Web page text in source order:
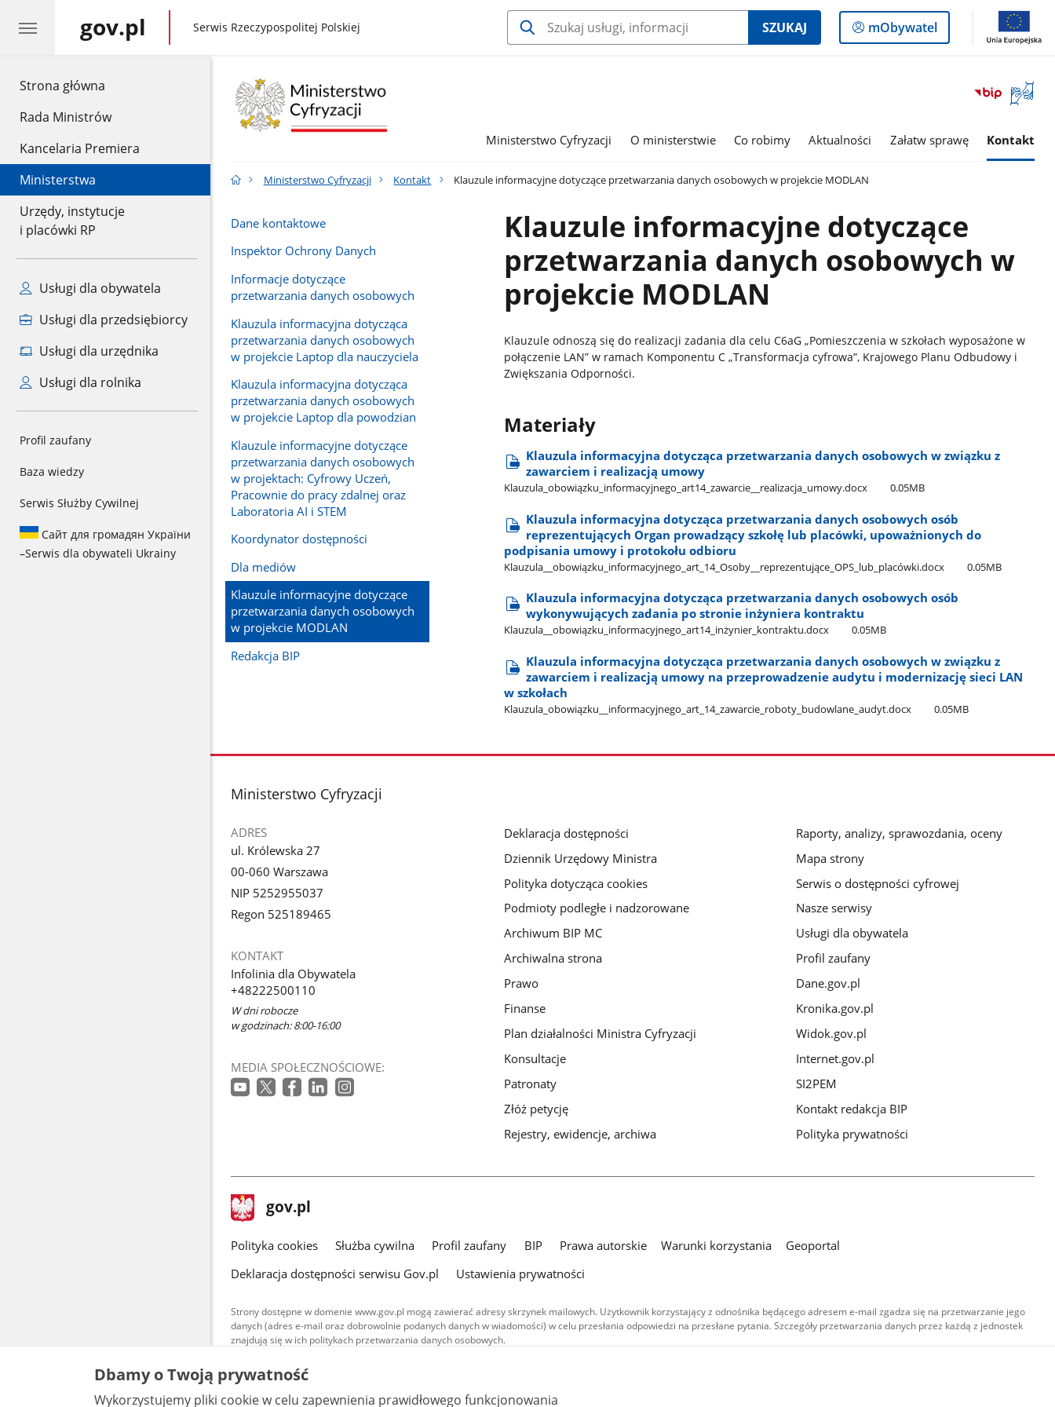
Strona główna
Rada Ministrów
Kancelaria Premiera
Ministerstwa
Urzędy, instytucje
i placówki RP
Usługi dla obywatela
Usługi dla przedsiębiorcy
Usługi dla urzędnika
Usługi dla rolnika
Profil zaufany
Baza wiedzy
Serwis Służby Cywilnej
Сайт для громадян України
–Serwis dla obywateli Ukrainy
gov.pl gov.pl
Serwis Rzeczypospolitej Polskiej SZUKAJ
Logowanie
do
mObywatel
Otwórz
okno
Ministerstwo Cyfryzacji O ministerstwie Co robimy Aktualności Załatw sprawę Kontakt
Ministerstwo Cyfryzacji Kontakt Klauzule informacyjne dotyczące przetwarzania danych osobowych w projekcie MODLAN
Dane kontaktowe
Inspektor Ochrony Danych
Informacje dotyczące
przetwarzania danych osobowych
Klauzula informacyjna dotycząca
przetwarzania danych osobowych
w projekcie Laptop dla nauczyciela
Klauzula informacyjna dotycząca
przetwarzania danych osobowych
w projekcie Laptop dla powodzian
Klauzule informacyjne dotyczące
przetwarzania danych osobowych
w projektach: Cyfrowy Uczeń,
Pracownie do pracy zdalnej oraz
Laboratoria AI i STEM
Koordynator dostępności
Dla mediów
Klauzule informacyjne dotyczące
przetwarzania danych osobowych
w projekcie MODLAN
Redakcja BIP
Klauzule informacyjne dotyczące
przetwarzania danych osobowych w
projekcie MODLAN
Klauzule odnoszą się do realizacji zadania dla celu C6aG „Pomieszczenia w szkołach wyposażone w
połączenie LAN” w ramach Komponentu C „Transformacja cyfrowa”, Krajowego Planu Odbudowy i
Zwiększania Odporności.
Materiały
Klauzula informacyjna dotycząca przetwarzania danych osobowych w związku z
zawarciem i realizacją umowy
Klauzula​_obowiązku​_informacyjnego​_art14​_zawarcie​_​_realizacja​_umowy.docx 0.05MB
Klauzula informacyjna dotycząca przetwarzania danych osobowych osób
reprezentujących Organ prowadzący szkołę lub placówki, upoważnionych do
podpisania umowy i protokołu odbioru
Klauzula​_​_obowiązku​_informacyjnego​_art​_14​_Osoby​_​_reprezentujące​_OPS​_lub​_placówki.docx 0.05MB
Klauzula informacyjna dotycząca przetwarzania danych osobowych osób
wykonywujących zadania po stronie inżyniera kontraktu
Klauzula​_​_obowiązku​_informacyjnego​_art14​_inżynier​_kontraktu.docx 0.05MB
Klauzula informacyjna dotycząca przetwarzania danych osobowych w związku z
zawarciem i realizacją umowy na przeprowadzenie audytu i modernizację sieci LAN
w szkołach
Klauzula​_obowiązku​_​_informacyjnego​_art​_14​_zawarcie​_roboty​_budowlane​_audyt.docx 0.05MB
stopka
Ministerstwo Cyfryzacji
ADRES
ul. Królewska 27
00-060 Warszawa
NIP 5252955037
Regon 525189465
KONTAKT
Infolinia dla Obywatela
+48222500110
W dni robocze
w godzinach: 8:00-16:00
MEDIA SPOŁECZNOŚCIOWE:
Deklaracja dostępności
Dziennik Urzędowy Ministra
Polityka dotycząca cookies
Podmioty podległe i nadzorowane
Archiwum BIP MC
Archiwalna strona
Prawo
Finanse
Plan działalności Ministra Cyfryzacji
Konsultacje
Patronaty
Złóż petycję
Rejestry, ewidencje, archiwa
Raporty, analizy, sprawozdania, oceny
Mapa strony
Serwis o dostępności cyfrowej
Nasze serwisy
Usługi dla obywatela
Profil zaufany
Dane.gov.pl
Kronika.gov.pl
Widok.gov.pl
Internet.gov.pl
SI2PEM
Kontakt redakcja BIP
Polityka prywatności
stopka
gov.pl Strona
gov.pl
gov.pl
Polityka cookies Służba cywilna Profil zaufany BIP Prawa autorskie Warunki korzystania
Geoportal
Deklaracja dostępności serwisu Gov.pl
Ustawienia prywatności
Strony dostępne w domenie www.gov.pl mogą zawierać adresy skrzynek mailowych. Użytkownik korzystający z odnośnika będącego adresem e-mail zgadza się na przetwarzanie jego
danych (adres e-mail oraz dobrowolnie podanych danych w wiadomości) w celu przesłania odpowiedzi na przesłane pytania. Szczegóły przetwarzania danych przez każdą z jednostek
znajdują się w ich politykach przetwarzania danych osobowych.
Treści tekstowe publikowane w serwisie (z wyłączeniem treści audiowizualnych), są
udostępniane na licencji typu Creative Commons: uznanie autorstwa - na tych samych
warunkach 4.0 (CC BY-SA 4.0). Materiały audiowizualne, w tym zdjęcia, materiały audio i wideo,
Dbamy o Twoją prywatność
Wykorzystujemy pliki cookie w celu zapewnienia prawidłowego funkcjonowania